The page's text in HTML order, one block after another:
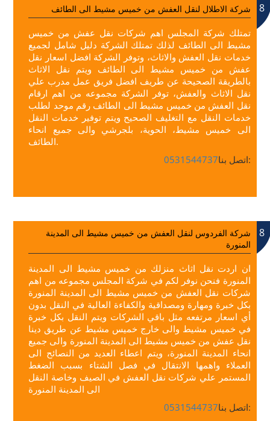
8 شركة الاطلال لنقل العفش من خميس مشيط الى الطائف
تمتلك شركة المجلس اهم شركات نقل عفش من خميس
مشيط الى الطائف لذلك تمتلك الشركة دليل شامل لجميع
خدمات نقل العفش والاثاث، وتوفر الشركة افضل اسعار نقل
عفش من خميس مشيط الى الطائف ويتم نقل الاثاث
بالطريقة الصحيحة عن طريف افضل فريق عمل مدرب علي
نقل الاثاث والعفش، توفر الشركة مجموعه من اهم ارقام
نقل العفش من خميس مشيط الى الطائف رقم موحد لطلب
خدمات النقل مع التغليف الصحيح ويتم توفير خدمات النقل
الى خميس مشيط، الحوية، بلجرشي والى جميع انحاء
الطائف.
0531544737
اتصل بنا:
8
شركة الفردوس لنقل العفش من خميس مشيط الى المدينة
المنورة
ان اردت نقل اثاث منزلك من خميس مشيط الى المدينة
المنورة فنحن نوفر لكم في شركة المجلس مجموعه من اهم
شركات نقل العفش من خميس مشيط الى المدينة المنورة
بكل خبرة ومهارة ومصداقية والكفاءة العالية في النقل بدون
أي اسعار مرتفعه مثل باقي الشركات ويتم النقل بكل خبرة
في خميس مشيط والى خارج خميس مشيط عن طريق دينا
نقل عفش من خميس مشيط الى المدينة المنورة والى جميع
انحاء المدينة المنورة، ويتم اعطاء العديد من النصائح الى
العملاء واهمها الانتقال في فصل الشتاء بسبب الضغط
المستمر علي شركات نقل العفش في الصيف وخاصة النقل
الى المدينة المنورة
0531544737
اتصل بنا: